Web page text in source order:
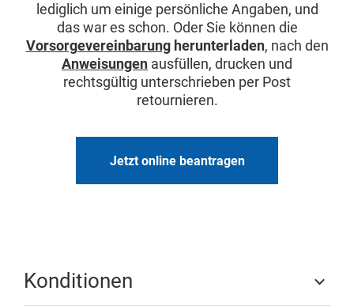
lediglich um einige persönliche Angaben, und
das war es schon. Oder Sie können die
Vorsorgevereinbarung herunterladen, nach den
Anweisungen ausfüllen, drucken und
rechtsgültig unterschrieben per Post
retournieren.
Jetzt online beantragen
Konditionen